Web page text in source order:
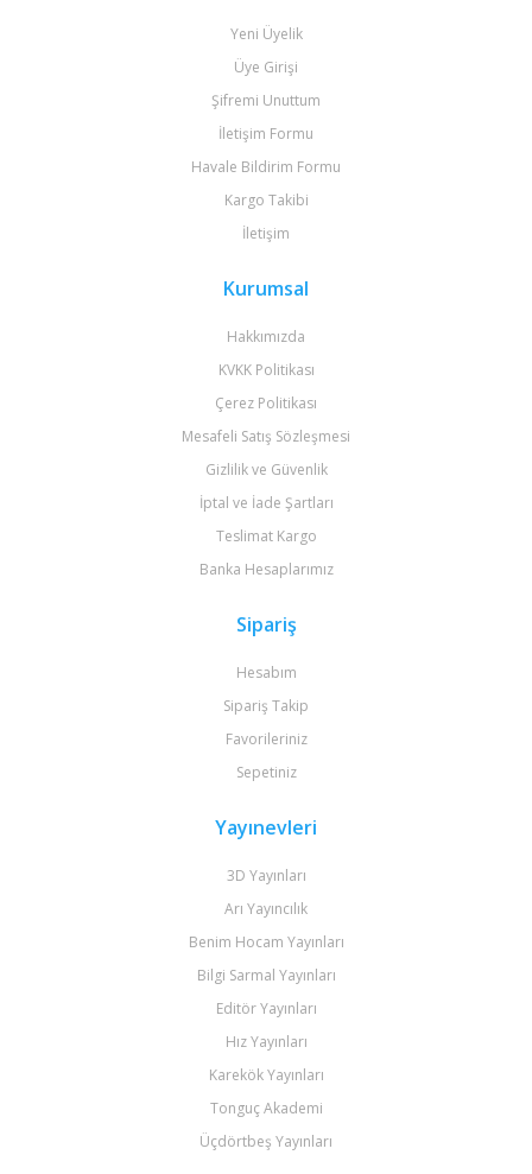
Yeni Üyelik
Üye Girişi
Şifremi Unuttum
İletişim Formu
Havale Bildirim Formu
Kargo Takibi
İletişim
Kurumsal
Hakkımızda
KVKK Politikası
Çerez Politikası
Mesafeli Satış Sözleşmesi
Gizlilik ve Güvenlik
İptal ve İade Şartları
Teslimat Kargo
Banka Hesaplarımız
Sipariş
Hesabım
Sipariş Takip
Favorileriniz
Sepetiniz
Yayınevleri
3D Yayınları
Arı Yayıncılık
Benim Hocam Yayınları
Bilgi Sarmal Yayınları
Editör Yayınları
Hız Yayınları
Karekök Yayınları
Tonguç Akademi
Üçdörtbeş Yayınları